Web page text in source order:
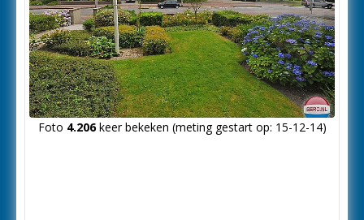
Foto 4.206keer bekeken (meting gestart op: 15-12-14)